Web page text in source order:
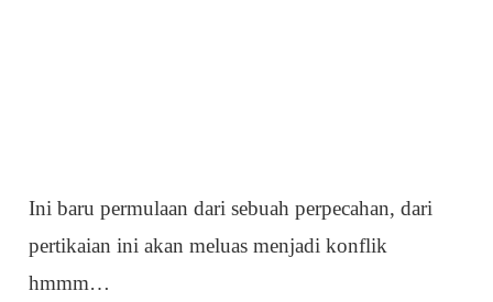
Ini baru permulaan dari sebuah perpecahan, dari
pertikaian ini akan meluas menjadi konflik
hmmm…